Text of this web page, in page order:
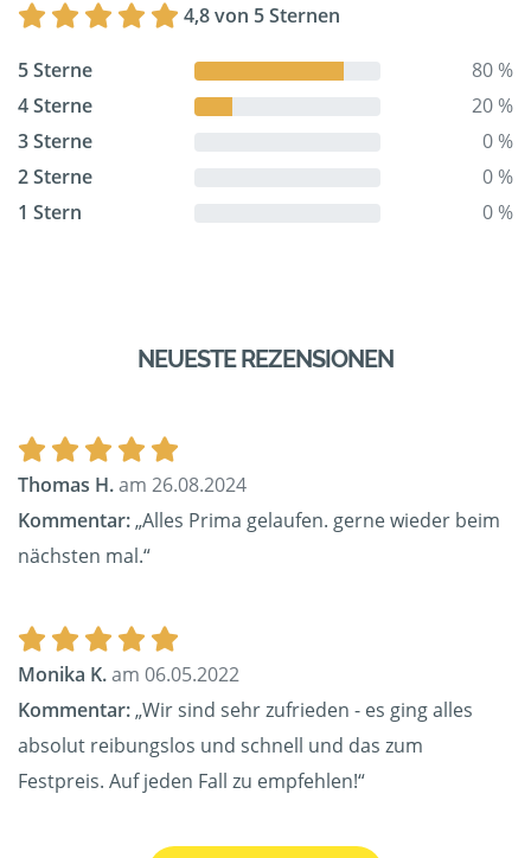
4,8 von 5 Sternen
5 Sterne
80 %
4 Sterne
20 %
3 Sterne
0 %
2 Sterne
0 %
1 Stern
0 %
NEUESTE REZENSIONEN
Thomas H.am 26.08.2024
Kommentar:„Alles Prima gelaufen. gerne wieder beim
nächsten mal.“
Monika K.am 06.05.2022
Kommentar:„Wir sind sehr zufrieden - es ging alles
absolut reibungslos und schnell und das zum
Festpreis. Auf jeden Fall zu empfehlen!“